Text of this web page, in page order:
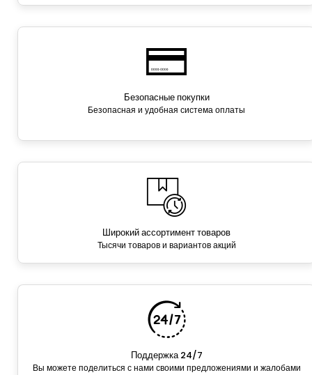
Безопасные покупки
Безопасная и удобная система оплаты
Широкий ассортимент товаров
Тысячи товаров и вариантов акций
Поддержка 24/7
Вы можете поделиться с нами своими предложениями и жалобами